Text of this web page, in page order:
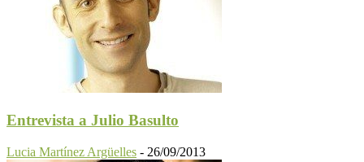
Entrevista a Julio Basulto
Lucia Martínez Argüelles - 26/09/2013